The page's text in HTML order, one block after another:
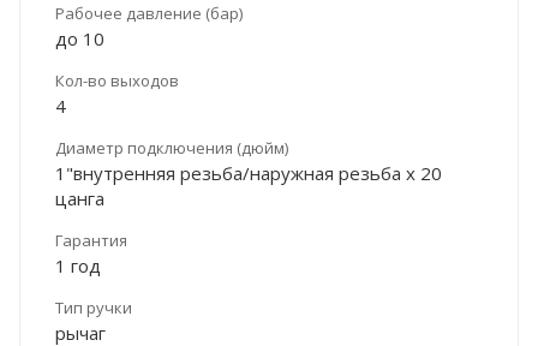
Рабочее давление (бар)
до 10
Кол-во выходов
4
Диаметр подключения (дюйм)
1"внутренняя резьба/наружная резьба х 20
цанга
Гарантия
1 год
Тип ручки
рычаг